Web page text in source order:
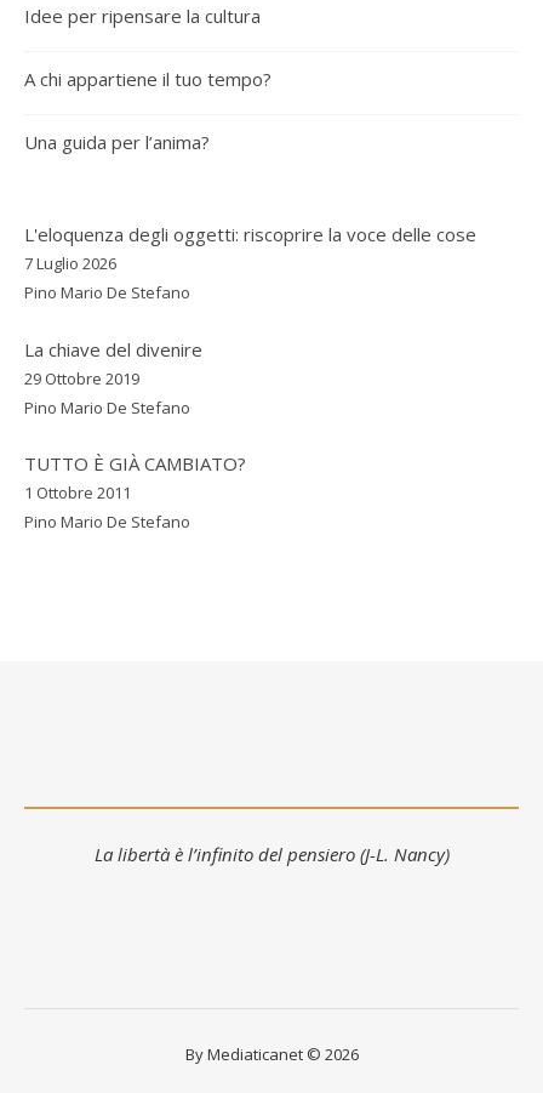
Idee per ripensare la cultura
A chi appartiene il tuo tempo?
Una guida per l’anima?
L'eloquenza degli oggetti: riscoprire la voce delle cose
7 Luglio 2026
Pino Mario De Stefano
La chiave del divenire
29 Ottobre 2019
Pino Mario De Stefano
TUTTO È GIÀ CAMBIATO?
1 Ottobre 2011
Pino Mario De Stefano
La libertà è l’infinito del pensiero (J-L. Nancy)
By Mediaticanet © 2026